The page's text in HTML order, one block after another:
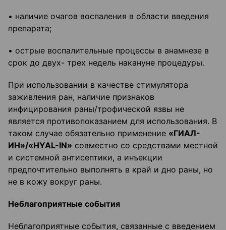
• наличие очагов воспаления в области введения
препарата;
• острые воспалительные процессы в анамнезе в
срок до двух- трех недель накануне процедуры.
При использовании в качестве стимулятора
заживления ран, наличие признаков
инфицирования раны/трофической язвы не
является противопоказанием для использования. В
таком случае обязательно применение «ГИАЛ-
ИН»/«HYAL-IN» совместно со средствами местной
и системной антисептики, а инъекции
предпочтительно выполнять в край и дно раны, но
не в кожу вокруг раны.
Неблагоприятные события
Неблагоприятные события, связанные с введением